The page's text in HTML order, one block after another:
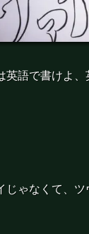
英語で書けよ
じゃなくて、ツ